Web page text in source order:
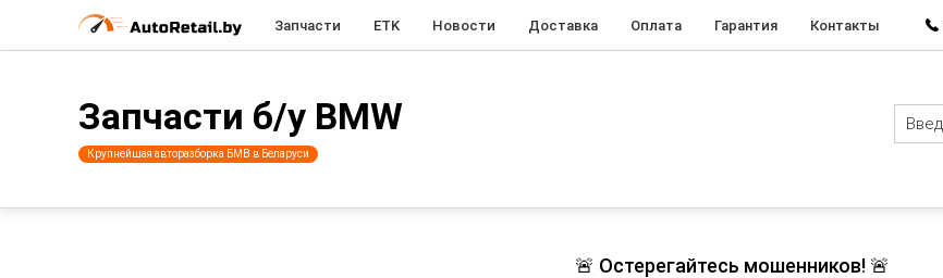
Запчасти ETK Новости Доставка Оплата Гарантия Контакты
Запчасти б/у BMW
Крупнейшая авторазборка БМВ в Беларуси
🚨 Остерегайтесь мошенников! 🚨